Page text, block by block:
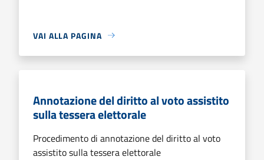
VAI ALLA PAGINA
Annotazione del diritto al voto assistito
sulla tessera elettorale
Procedimento di annotazione del diritto al voto
assistito sulla tessera elettorale